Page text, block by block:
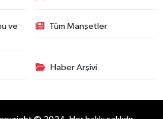
ve
Tüm Manşetler
Haber Arşivi